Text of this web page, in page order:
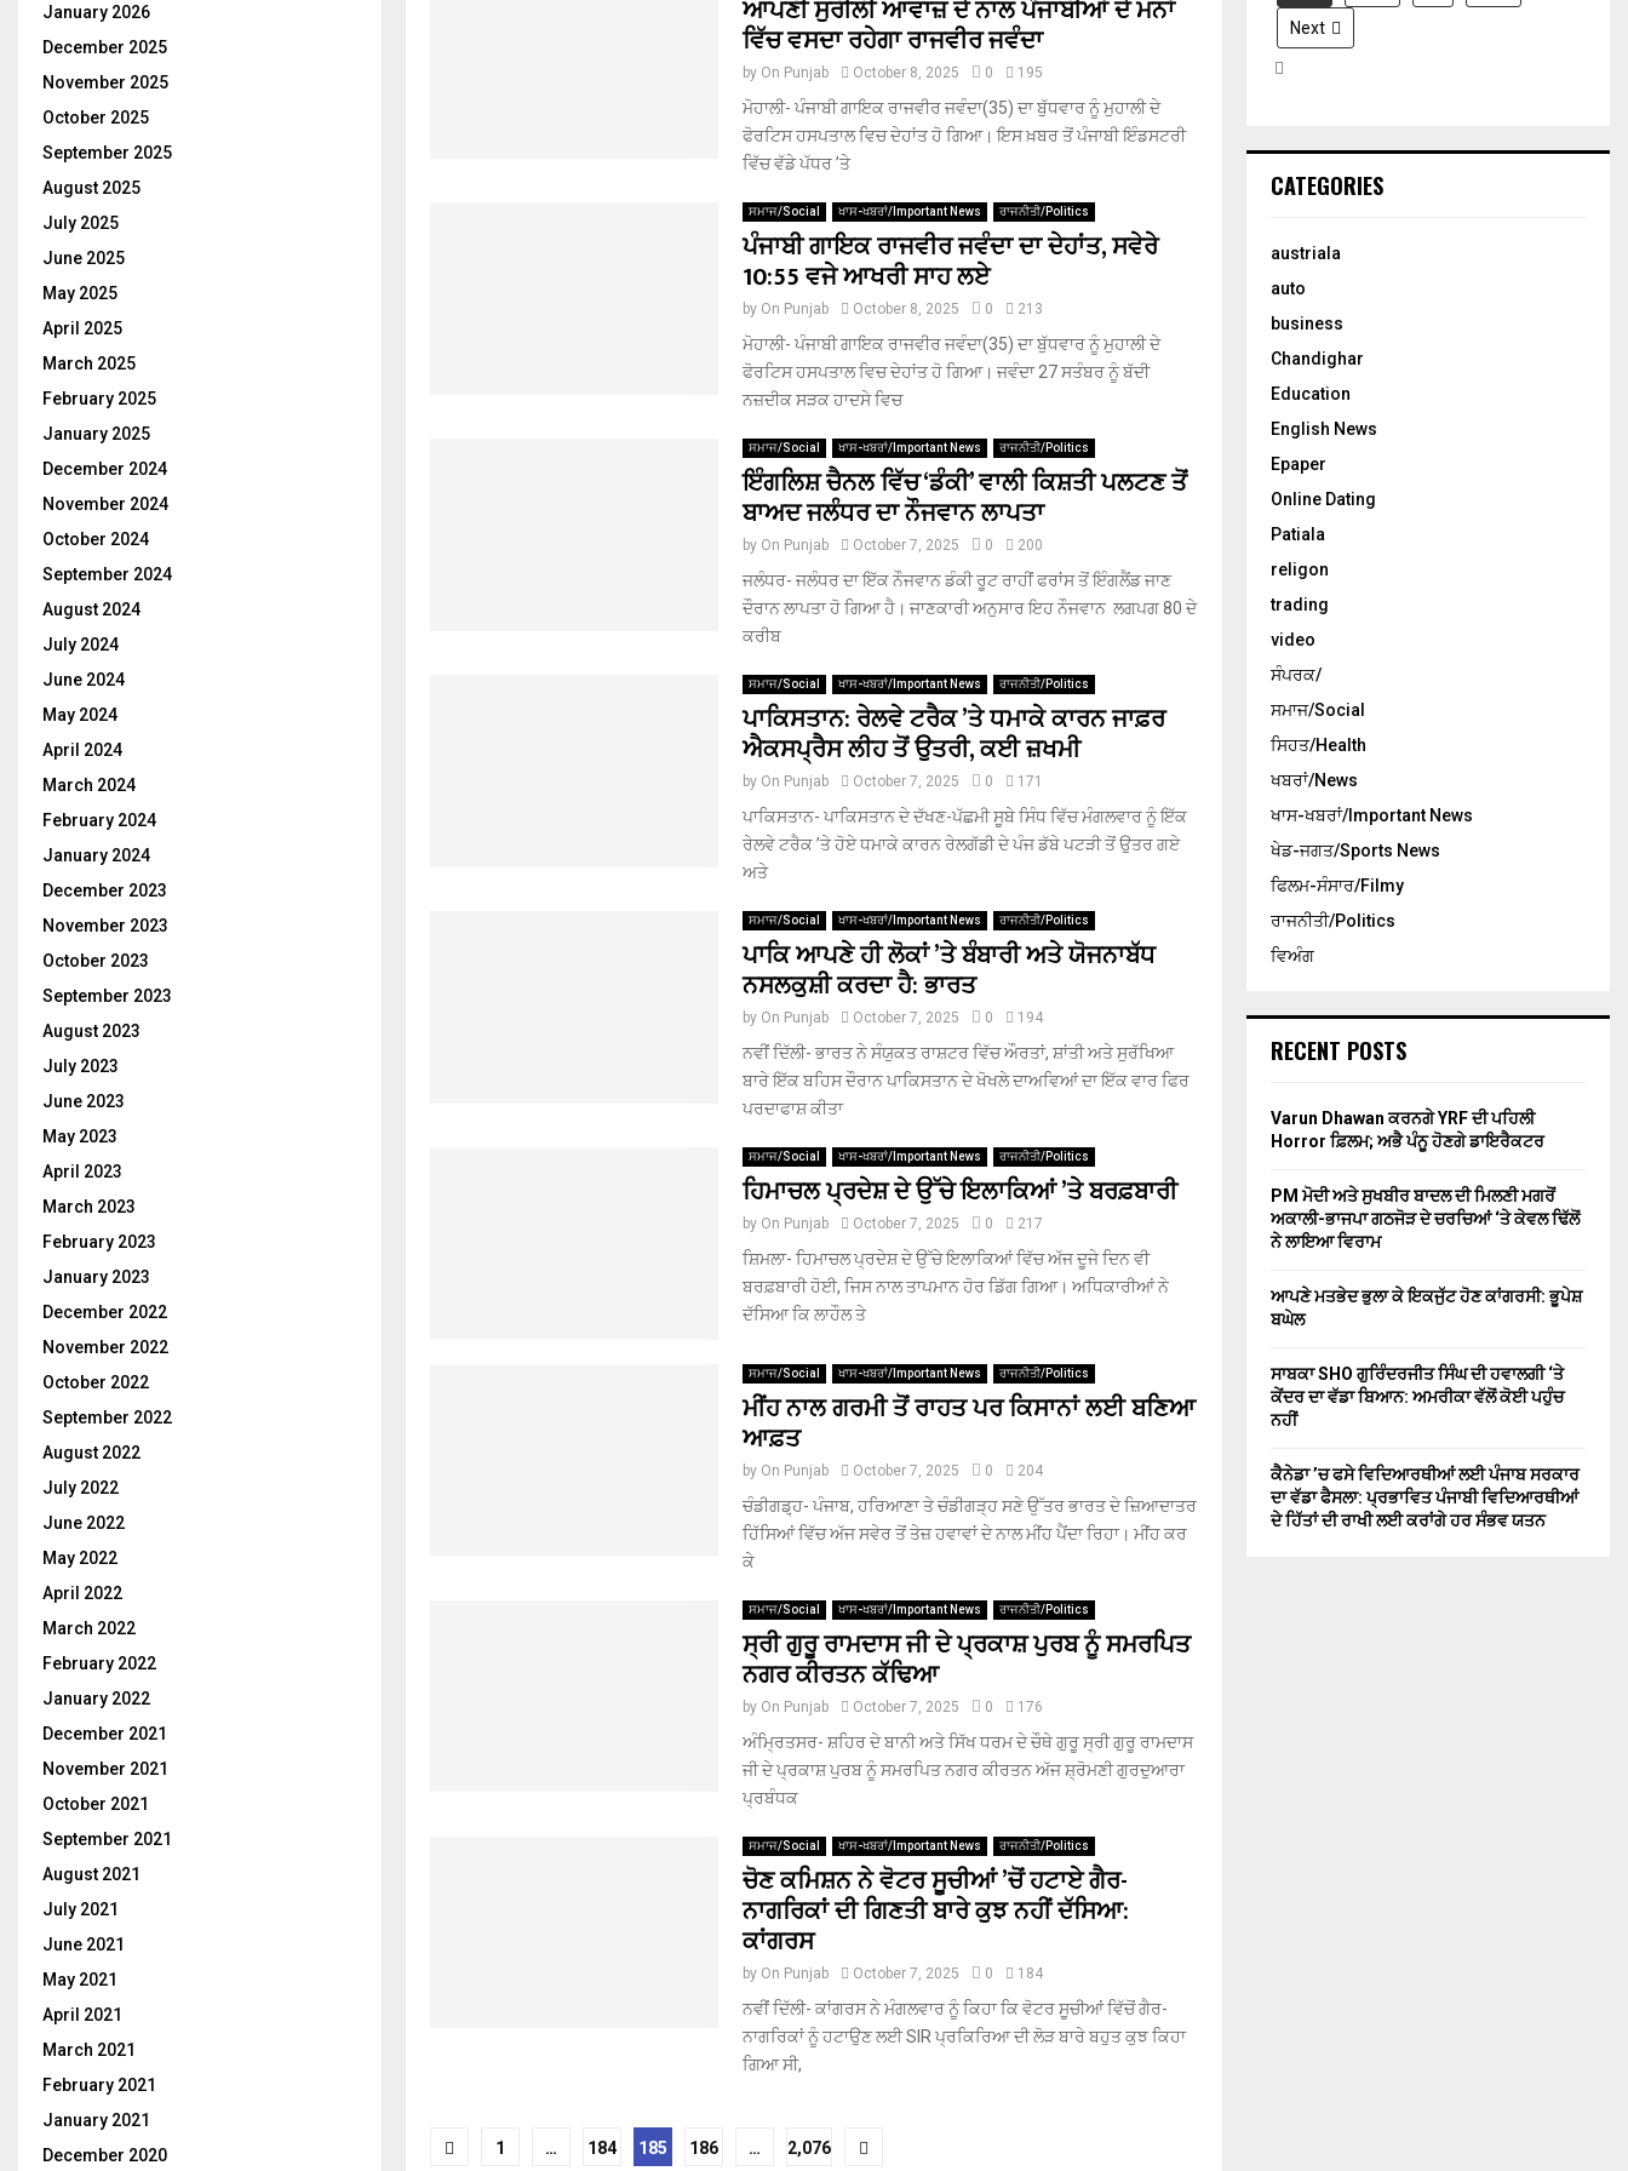
ਆਪਣੀ ਸੁਰੀਲੀ ਆਵਾਜ਼ ਦੇ ਨਾਲ ਪੰਜਾਬੀਆਂ ਦੇ ਮਨਾਂ
ਵਿੱਚ ਵਸਦਾ ਰਹੇਗਾ ਰਾਜਵੀਰ ਜਵੰਦਾ
by On Punjab October 8, 2025 0 195
ਮੋਹਾਲੀ- ਪੰਜਾਬੀ ਗਾਇਕ ਰਾਜਵੀਰ ਜਵੰਦਾ(35) ਦਾ ਬੁੱਧਵਾਰ ਨੂੰ ਮੁਹਾਲੀ ਦੇ
ਫੋਰਟਿਸ ਹਸਪਤਾਲ ਵਿਚ ਦੇਹਾਂਤ ਹੋ ਗਿਆ। ਇਸ ਖ਼ਬਰ ਤੋਂ ਪੰਜਾਬੀ ਇੰਡਸਟਰੀ
ਵਿੱਚ ਵੱਡੇ ਪੱਧਰ ’ਤੇ
ਸਮਾਜ/Social ਖਾਸ-ਖਬਰਾਂ/Important News ਰਾਜਨੀਤੀ/Politics
ਪੰਜਾਬੀ ਗਾਇਕ ਰਾਜਵੀਰ ਜਵੰਦਾ ਦਾ ਦੇਹਾਂਤ, ਸਵੇਰੇ
10:55 ਵਜੇ ਆਖਰੀ ਸਾਹ ਲਏ
by On Punjab October 8, 2025 0 213
ਮੋਹਾਲੀ- ਪੰਜਾਬੀ ਗਾਇਕ ਰਾਜਵੀਰ ਜਵੰਦਾ(35) ਦਾ ਬੁੱਧਵਾਰ ਨੂੰ ਮੁਹਾਲੀ ਦੇ
ਫੋਰਟਿਸ ਹਸਪਤਾਲ ਵਿਚ ਦੇਹਾਂਤ ਹੋ ਗਿਆ। ਜਵੰਦਾ 27 ਸਤੰਬਰ ਨੂੰ ਬੱਦੀ
ਨਜ਼ਦੀਕ ਸੜਕ ਹਾਦਸੇ ਵਿਚ
ਸਮਾਜ/Social ਖਾਸ-ਖਬਰਾਂ/Important News ਰਾਜਨੀਤੀ/Politics
ਇੰਗਲਿਸ਼ ਚੈਨਲ ਵਿੱਚ ‘ਡੰਕੀ’ ਵਾਲੀ ਕਿਸ਼ਤੀ ਪਲਟਣ ਤੋਂ
ਬਾਅਦ ਜਲੰਧਰ ਦਾ ਨੌਜਵਾਨ ਲਾਪਤਾ
by On Punjab October 7, 2025 0 200
ਜਲੰਧਰ- ਜਲੰਧਰ ਦਾ ਇੱਕ ਨੌਜਵਾਨ ਡੰਕੀ ਰੂਟ ਰਾਹੀਂ ਫਰਾਂਸ ਤੋਂ ਇੰਗਲੈਂਡ ਜਾਣ
ਦੌਰਾਨ ਲਾਪਤਾ ਹੋ ਗਿਆ ਹੈ। ਜਾਣਕਾਰੀ ਅਨੁਸਾਰ ਇਹ ਨੌਜਵਾਨ ਲਗਪਗ 80 ਦੇ
ਕਰੀਬ
ਸਮਾਜ/Social ਖਾਸ-ਖਬਰਾਂ/Important News ਰਾਜਨੀਤੀ/Politics
ਪਾਕਿਸਤਾਨ: ਰੇਲਵੇ ਟਰੈਕ ’ਤੇ ਧਮਾਕੇ ਕਾਰਨ ਜਾਫ਼ਰ
ਐਕਸਪ੍ਰੈਸ ਲੀਹ ਤੋਂ ਉਤਰੀ, ਕਈ ਜ਼ਖਮੀ
by On Punjab October 7, 2025 0 171
ਪਾਕਿਸਤਾਨ- ਪਾਕਿਸਤਾਨ ਦੇ ਦੱਖਣ-ਪੱਛਮੀ ਸੂਬੇ ਸਿੰਧ ਵਿੱਚ ਮੰਗਲਵਾਰ ਨੂੰ ਇੱਕ
ਰੇਲਵੇ ਟਰੈਕ ’ਤੇ ਹੋਏ ਧਮਾਕੇ ਕਾਰਨ ਰੇਲਗੱਡੀ ਦੇ ਪੰਜ ਡੱਬੇ ਪਟੜੀ ਤੋਂ ਉਤਰ ਗਏ
ਅਤੇ
ਸਮਾਜ/Social ਖਾਸ-ਖਬਰਾਂ/Important News ਰਾਜਨੀਤੀ/Politics
ਪਾਕਿ ਆਪਣੇ ਹੀ ਲੋਕਾਂ ’ਤੇ ਬੰਬਾਰੀ ਅਤੇ ਯੋਜਨਾਬੱਧ
ਨਸਲਕੁਸ਼ੀ ਕਰਦਾ ਹੈ: ਭਾਰਤ
by On Punjab October 7, 2025 0 194
ਨਵੀਂ ਦਿੱਲੀ- ਭਾਰਤ ਨੇ ਸੰਯੁਕਤ ਰਾਸ਼ਟਰ ਵਿੱਚ ਔਰਤਾਂ, ਸ਼ਾਂਤੀ ਅਤੇ ਸੁਰੱਖਿਆ
ਬਾਰੇ ਇੱਕ ਬਹਿਸ ਦੌਰਾਨ ਪਾਕਿਸਤਾਨ ਦੇ ਖੋਖਲੇ ਦਾਅਵਿਆਂ ਦਾ ਇੱਕ ਵਾਰ ਫਿਰ
ਪਰਦਾਫਾਸ਼ ਕੀਤਾ
ਸਮਾਜ/Social ਖਾਸ-ਖਬਰਾਂ/Important News ਰਾਜਨੀਤੀ/Politics
ਹਿਮਾਚਲ ਪ੍ਰਦੇਸ਼ ਦੇ ਉੱਚੇ ਇਲਾਕਿਆਂ ’ਤੇ ਬਰਫ਼ਬਾਰੀ
by On Punjab October 7, 2025 0 217
ਸ਼ਿਮਲਾ- ਹਿਮਾਚਲ ਪ੍ਰਦੇਸ਼ ਦੇ ਉੱਚੇ ਇਲਾਕਿਆਂ ਵਿੱਚ ਅੱਜ ਦੂਜੇ ਦਿਨ ਵੀ
ਬਰਫ਼ਬਾਰੀ ਹੋਈ, ਜਿਸ ਨਾਲ ਤਾਪਮਾਨ ਹੋਰ ਡਿੱਗ ਗਿਆ। ਅਧਿਕਾਰੀਆਂ ਨੇ
ਦੱਸਿਆ ਕਿ ਲਾਹੌਲ ਤੇ
ਸਮਾਜ/Social ਖਾਸ-ਖਬਰਾਂ/Important News ਰਾਜਨੀਤੀ/Politics
ਮੀਂਹ ਨਾਲ ਗਰਮੀ ਤੋਂ ਰਾਹਤ ਪਰ ਕਿਸਾਨਾਂ ਲਈ ਬਣਿਆ
ਆਫ਼ਤ
by On Punjab October 7, 2025 0 204
ਚੰਡੀਗਡ਼੍ਹ- ਪੰਜਾਬ, ਹਰਿਆਣਾ ਤੇ ਚੰਡੀਗੜ੍ਹ ਸਣੇ ਉੱਤਰ ਭਾਰਤ ਦੇ ਜ਼ਿਆਦਾਤਰ
ਹਿੱਸਿਆਂ ਵਿੱਚ ਅੱਜ ਸਵੇਰ ਤੋਂ ਤੇਜ਼ ਹਵਾਵਾਂ ਦੇ ਨਾਲ ਮੀਂਹ ਪੈਂਦਾ ਰਿਹਾ। ਮੀਂਹ ਕਰ
ਕੇ
ਸਮਾਜ/Social ਖਾਸ-ਖਬਰਾਂ/Important News ਰਾਜਨੀਤੀ/Politics
ਸ੍ਰੀ ਗੁਰੂ ਰਾਮਦਾਸ ਜੀ ਦੇ ਪ੍ਰਕਾਸ਼ ਪੁਰਬ ਨੂੰ ਸਮਰਪਿਤ
ਨਗਰ ਕੀਰਤਨ ਕੱਢਿਆ
by On Punjab October 7, 2025 0 176
ਅੰਮ੍ਰਿਤਸਰ- ਸ਼ਹਿਰ ਦੇ ਬਾਨੀ ਅਤੇ ਸਿੱਖ ਧਰਮ ਦੇ ਚੌਥੇ ਗੁਰੂ ਸ੍ਰੀ ਗੁਰੂ ਰਾਮਦਾਸ
ਜੀ ਦੇ ਪ੍ਰਕਾਸ਼ ਪੁਰਬ ਨੂੰ ਸਮਰਪਿਤ ਨਗਰ ਕੀਰਤਨ ਅੱਜ ਸ਼੍ਰੋਮਣੀ ਗੁਰਦੁਆਰਾ
ਪ੍ਰਬੰਧਕ
ਸਮਾਜ/Social ਖਾਸ-ਖਬਰਾਂ/Important News ਰਾਜਨੀਤੀ/Politics
ਚੋਣ ਕਮਿਸ਼ਨ ਨੇ ਵੋਟਰ ਸੂਚੀਆਂ ’ਚੋਂ ਹਟਾਏ ਗੈਰ-
ਨਾਗਰਿਕਾਂ ਦੀ ਗਿਣਤੀ ਬਾਰੇ ਕੁਝ ਨਹੀਂ ਦੱਸਿਆ:
ਕਾਂਗਰਸ
by On Punjab October 7, 2025 0 184
ਨਵੀਂ ਦਿੱਲੀ- ਕਾਂਗਰਸ ਨੇ ਮੰਗਲਵਾਰ ਨੂੰ ਕਿਹਾ ਕਿ ਵੋਟਰ ਸੂਚੀਆਂ ਵਿੱਚੋਂ ਗੈਰ-
ਨਾਗਰਿਕਾਂ ਨੂੰ ਹਟਾਉਣ ਲਈ SIR ਪ੍ਰਕਿਰਿਆ ਦੀ ਲੋੜ ਬਾਰੇ ਬਹੁਤ ਕੁਝ ਕਿਹਾ
ਗਿਆ ਸੀ,
Posts
1 … 184 185 186 … 2,076
January 2026
December 2025
November 2025
October 2025
September 2025
August 2025
July 2025
June 2025
May 2025
April 2025
March 2025
February 2025
January 2025
December 2024
November 2024
October 2024
September 2024
August 2024
July 2024
June 2024
May 2024
April 2024
March 2024
February 2024
January 2024
December 2023
November 2023
October 2023
September 2023
August 2023
July 2023
June 2023
May 2023
April 2023
March 2023
February 2023
January 2023
December 2022
November 2022
October 2022
September 2022
August 2022
July 2022
June 2022
May 2022
April 2022
March 2022
February 2022
January 2022
December 2021
November 2021
October 2021
September 2021
August 2021
July 2021
June 2021
May 2021
April 2021
March 2021
February 2021
January 2021
December 2020
Next
CATEGORIES
austriala
auto
business
Chandighar
Education
English News
Epaper
Online Dating
Patiala
religon
trading
video
ਸੰਪਰਕ/
ਸਮਾਜ/Social
ਸਿਹਤ/Health
ਖਬਰਾਂ/News
ਖਾਸ-ਖਬਰਾਂ/Important News
ਖੇਡ-ਜਗਤ/Sports News
ਫਿਲਮ-ਸੰਸਾਰ/Filmy
ਰਾਜਨੀਤੀ/Politics
ਵਿਅੰਗ
RECENT POSTS
Varun Dhawan ਕਰਨਗੇ YRF ਦੀ ਪਹਿਲੀ
Horror ਫ਼ਿਲਮ; ਅਭੈ ਪੰਨੂ ਹੋਣਗੇ ਡਾਇਰੈਕਟਰ
PM ਮੋਦੀ ਅਤੇ ਸੁਖਬੀਰ ਬਾਦਲ ਦੀ ਮਿਲਣੀ ਮਗਰੋਂ
ਅਕਾਲੀ-ਭਾਜਪਾ ਗਠਜੋੜ ਦੇ ਚਰਚਿਆਂ ‘ਤੇ ਕੇਵਲ ਢਿੱਲੋਂ
ਨੇ ਲਾਇਆ ਵਿਰਾਮ
ਆਪਣੇ ਮਤਭੇਦ ਭੁਲਾ ਕੇ ਇਕਜੁੱਟ ਹੋਣ ਕਾਂਗਰਸੀ: ਭੂਪੇਸ਼
ਬਘੇਲ
ਸਾਬਕਾ SHO ਗੁਰਿੰਦਰਜੀਤ ਸਿੰਘ ਦੀ ਹਵਾਲਗੀ ‘ਤੇ
ਕੇਂਦਰ ਦਾ ਵੱਡਾ ਬਿਆਨ: ਅਮਰੀਕਾ ਵੱਲੋਂ ਕੋਈ ਪਹੁੰਚ
ਨਹੀਂ
ਕੈਨੇਡਾ ’ਚ ਫਸੇ ਵਿਦਿਆਰਥੀਆਂ ਲਈ ਪੰਜਾਬ ਸਰਕਾਰ
ਦਾ ਵੱਡਾ ਫੈਸਲਾ: ਪ੍ਰਭਾਵਿਤ ਪੰਜਾਬੀ ਵਿਦਿਆਰਥੀਆਂ
ਦੇ ਹਿੱਤਾਂ ਦੀ ਰਾਖੀ ਲਈ ਕਰਾਂਗੇ ਹਰ ਸੰਭਵ ਯਤਨ